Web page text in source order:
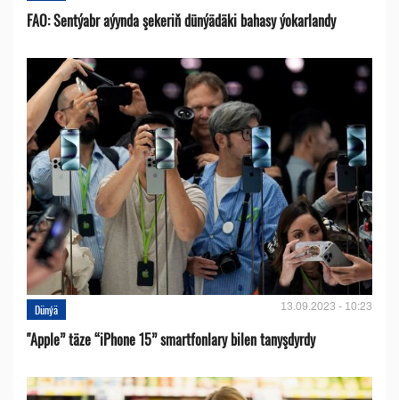
FAO: Sentýabr aýynda şekeriň dünýädäki bahasy ýokarlandy
Dünýä 13.09.2023 - 10:23
"Apple” täze “iPhone 15” smartfonlary bilen tanyşdyrdy